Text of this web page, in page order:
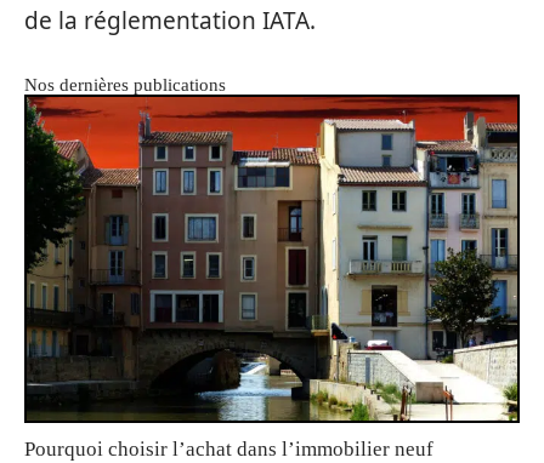
de la réglementation IATA.
Nos dernières publications
Pourquoi choisir l’achat dans l’immobilier neuf